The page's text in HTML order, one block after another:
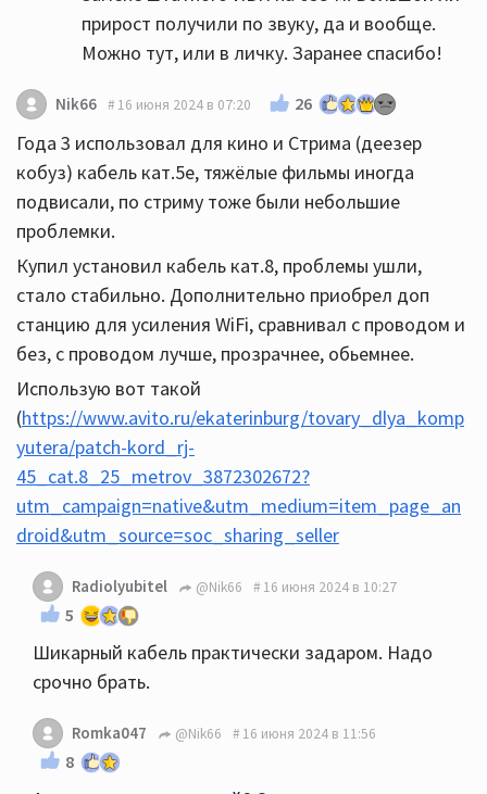
прирост получили по звуку, да и вообще.
Можно тут, или в личку. Заранее спасибо!
Nik66 16 июня 2024 в 07:20 26
Года 3 использовал для кино и Стрима (деезер
кобуз) кабель кат.5е, тяжёлые фильмы иногда
подвисали, по стриму тоже были небольшие
проблемки.
Купил установил кабель кат.8, проблемы ушли,
стало стабильно. Дополнительно приобрел доп
станцию для усиления WiFi, сравнивал с проводом и
без, с проводом лучше, прозрачнее, обьемнее.
Использую вот такой
(https://www.avito.ru/ekaterinburg/tovary_dlya_komp
yutera/patch-kord_rj-
45_cat.8_25_metrov_3872302672?
utm_campaign=native&utm_medium=item_page_an
droid&utm_source=soc_sharing_seller
Radiolyubitel @Nik66 16 июня 2024 в 10:27
5
Шикарный кабель практически задаром. Надо
срочно брать.
Romka047 @Nik66 16 июня 2024 в 11:56
8